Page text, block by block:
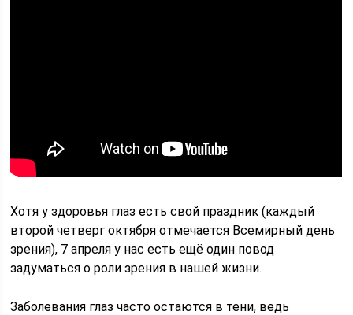
Хотя у здоровья глаз есть свой праздник (каждый
второй четверг октября отмечается Всемирный день
зрения), 7 апреля у нас есть ещё один повод
задуматься о роли зрения в нашей жизни.
Заболевания глаз часто остаются в тени, ведь